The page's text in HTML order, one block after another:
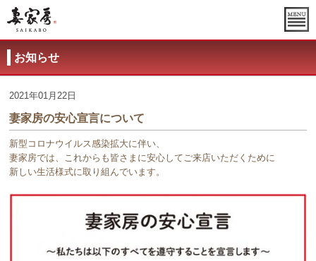
お知らせ
2021年01月22日
妻家房の安心宣言について
新型コロナウイルス感染拡大に伴い、
妻家房では、これからも皆さまに安心してご来店いただくために
新しい生活様式に取り組んでいます。